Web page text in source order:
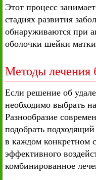
Этот процесс
стадиях развития
обнаруживаются при
оболочки шейки
Методы лечения
Если решение об
необходимо выбрать
Разнообразие
подобрать
в каждом конкретном
эффективного
комбинированное